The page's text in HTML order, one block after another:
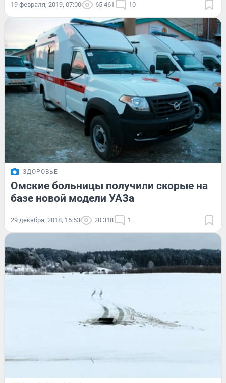
19 февраля, 2019, 07:00 65 461 10
ЗДОРОВЬЕ
Омские больницы получили скорые на
базе новой модели УАЗа
29 декабря, 2018, 15:53 20 318 1